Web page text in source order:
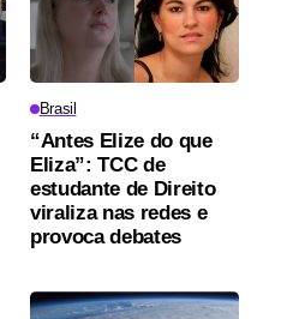
Brasil
“Antes Elize do que
Eliza”: TCC de
estudante de Direito
viraliza nas redes e
provoca debates